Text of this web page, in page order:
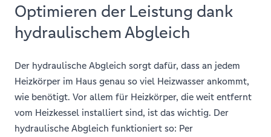
Optimieren der Leistung dank
hydraulischem Abgleich
Der hydraulische Abgleich sorgt dafür, dass an jedem
Heizkörper im Haus genau so viel Heizwasser ankommt,
wie benötigt. Vor allem für Heizkörper, die weit entfernt
vom Heizkessel installiert sind, ist das wichtig. Der
hydraulische Abgleich funktioniert so: Per